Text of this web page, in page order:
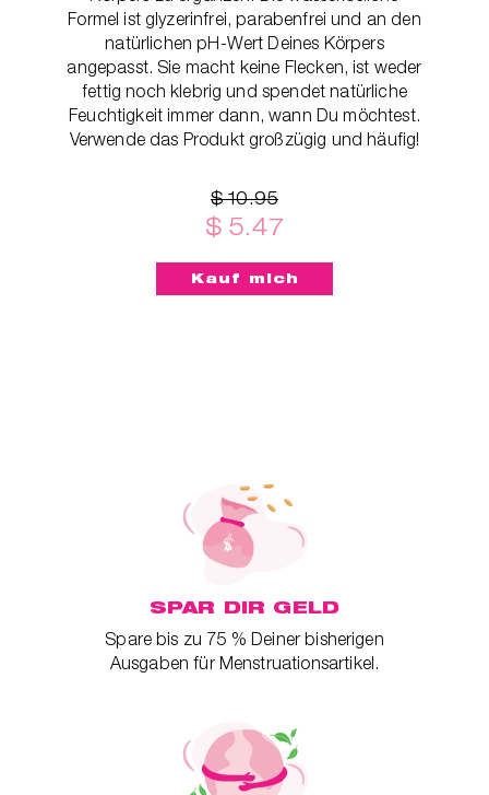
Formel ist glyzerinfrei, parabenfrei und an den
natürlichen pH-Wert Deines Körpers
angepasst. Sie macht keine Flecken, ist weder
fettig noch klebrig und spendet natürliche
Feuchtigkeit immer dann, wann Du möchtest.
Verwende das Produkt großzügig und häufig!
$ 10.95
$ 5.47
SPAR DIR GELD
Spare bis zu 75 % Deiner bisherigen
Ausgaben für Menstruationsartikel.